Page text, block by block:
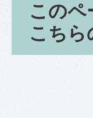
このペ
こちら